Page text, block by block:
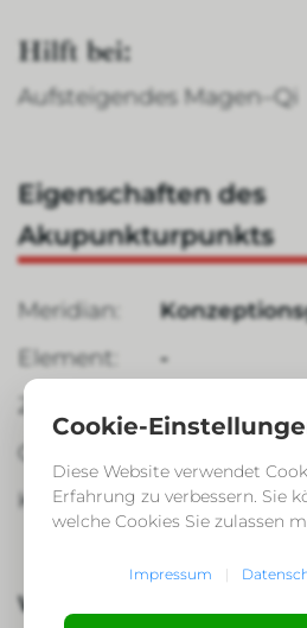
Hilft bei:
Aufsteigendes Magen–Qi
Eigenschaften des
Akupunkturpunkts
Meridian:
Element:
-
Zuordnung:
Organzeit:
Kategorie:
Klassischer
Wirkung aus Sicht der
Cookie-
Diese Website verwendet
Erfahrung zu verbessern. Sie
welche Cookies Sie zulassen
Impressum |